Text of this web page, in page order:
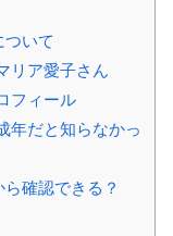
いて
リア愛子さん
フィール
年だと知らなかっ
確認できる？